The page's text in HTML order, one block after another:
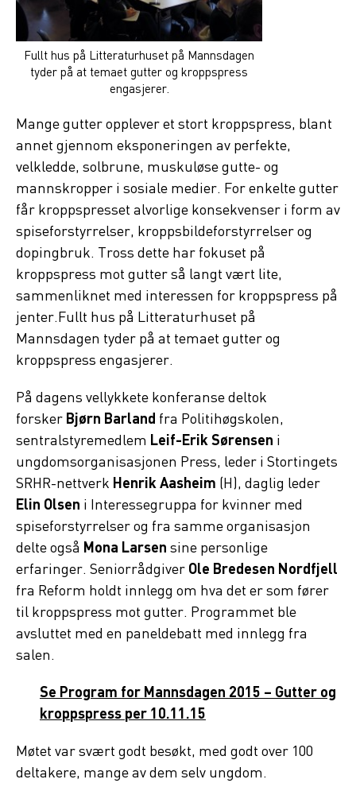
Fullt hus på Litteraturhuset på Mannsdagen
tyder på at temaet gutter og kroppspress
engasjerer.
Mange gutter opplever et stort kroppspress, blant
annet gjennom eksponeringen av perfekte,
velkledde, solbrune, muskuløse gutte- og
mannskropper i sosiale medier. For enkelte gutter
får kroppspresset alvorlige konsekvenser i form av
spiseforstyrrelser, kroppsbildeforstyrrelser og
dopingbruk. Tross dette har fokuset på
kroppspress mot gutter så langt vært lite,
sammenliknet med interessen for kroppspress på
jenter.Fullt hus på Litteraturhuset på
Mannsdagen tyder på at temaet gutter og
kroppspress engasjerer.
På dagens vellykkete konferanse deltok
forskerBjørn Barland fra Politihøgskolen,
sentralstyremedlem Leif-Erik Sørensen i
ungdomsorganisasjonen Press, leder i Stortingets
SRHR-nettverk Henrik Aasheim (H), daglig leder
Elin Olsen i Interessegruppa for kvinner med
spiseforstyrrelser og fra samme organisasjon
delte også Mona Larsensine personlige
erfaringer. SeniorrådgiverOle Bredesen Nordfjell
fra Reform holdt innlegg om hva det er som fører
til kroppspress mot gutter. Programmet ble
avsluttet med en paneldebatt med innlegg fra
salen.
Se Program for Mannsdagen 2015 – Gutter og
kroppspress per 10.11.15
Møtet var svært godt besøkt, med godt over 100
deltakere, mange av dem selv ungdom.